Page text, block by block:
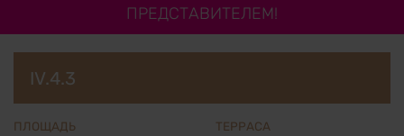
ПРЕДСТАВИТЕЛЕМ!
IV.4.3
ПЛОЩАДЬ ТЕРРАСА